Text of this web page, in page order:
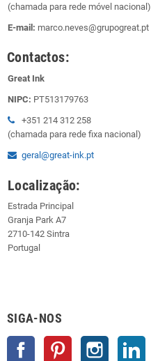
(chamada para rede móvel nacional)
E-mail: marco.neves@grupogreat.pt
Contactos:
Great Ink
NIPC: PT513179763
+351 214 312 258
(chamada para rede fixa nacional)
geral@great-ink.pt
Localização:
Estrada Principal
Granja Park A7
2710-142 Sintra
Portugal
SIGA-NOS
Facebook Pinterest Instagram